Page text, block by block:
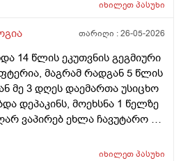
ბოლომდის არგდამიარა
თავის შუა და წინა
იტყვით რა არის მიზეზი
იხილეთპასუხი
თარიღი :26-05-2026
14 წლის ეკუთვნის გეგმიური
მაგრამ რადგან 5 წლის
მე 3 დღეს დაემართა უსიცხო
დეპაკინს, მოეხსნა 1 წელზე
ვაპირებ ეხლა ჩავუტარო ეს
მაინც ვშიშობ. Თუ საჭირო
იხილეთპასუხი